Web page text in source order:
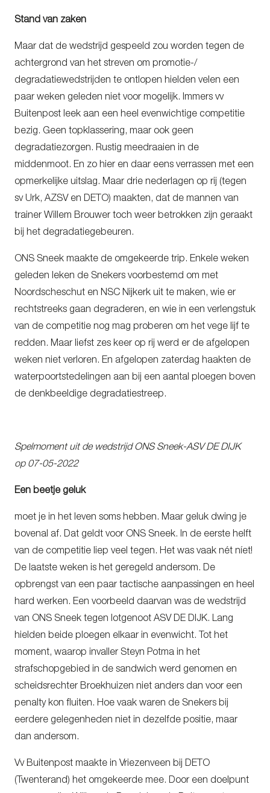
Stand van zaken
Maar dat de wedstrijd gespeeld zou worden tegen de
achtergrond van het streven om promotie-/
degradatiewedstrijden te ontlopen hielden velen een
paar weken geleden niet voor mogelijk. Immers vv
Buitenpost leek aan een heel evenwichtige competitie
bezig. Geen topklassering, maar ook geen
degradatiezorgen. Rustig meedraaien in de
middenmoot. En zo hier en daar eens verrassen met een
opmerkelijke uitslag. Maar drie nederlagen op rij (tegen
sv Urk, AZSV en DETO) maakten, dat de mannen van
trainer Willem Brouwer toch weer betrokken zijn geraakt
bij het degradatiegebeuren.
ONS Sneek maakte de omgekeerde trip. Enkele weken
geleden leken de Snekers voorbestemd om met
Noordscheschut en NSC Nijkerk uit te maken, wie er
rechtstreeks gaan degraderen, en wie in een verlengstuk
van de competitie nog mag proberen om het vege lijf te
redden. Maar liefst zes keer op rij werd er de afgelopen
weken niet verloren. En afgelopen zaterdag haakten de
waterpoortstedelingen aan bij een aantal ploegen boven
de denkbeeldige degradatiestreep.
Spelmoment uit de wedstrijd ONS Sneek-ASV DE DIJK
op 07-05-2022
Een beetje geluk
moet je in het leven soms hebben. Maar geluk dwing je
bovenal af. Dat geldt voor ONS Sneek. In de eerste helft
van de competitie liep veel tegen. Het was vaak nét níet!
De laatste weken is het geregeld andersom. De
opbrengst van een paar tactische aanpassingen en heel
hard werken. Een voorbeeld daarvan was de wedstrijd
van ONS Sneek tegen lotgenoot ASV DE DIJK. Lang
hielden beide ploegen elkaar in evenwicht. Tot het
moment, waarop invaller Steyn Potma in het
strafschopgebied in de sandwich werd genomen en
scheidsrechter Broekhuizen niet anders dan voor een
penalty kon fluiten. Hoe vaak waren de Snekers bij
eerdere gelegenheden niet in dezelfde positie, maar
dan andersom.
Vv Buitenpost maakte in Vriezenveen bij DETO
(Twenterand) het omgekeerde mee. Door een doelpunt